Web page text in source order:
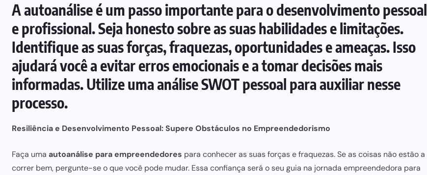
A autoanálise é um passo importante para o desenvolvimento pessoal
e profissional. Seja honesto sobre as suas habilidades e limitações.
Identifique as suas forças, fraquezas, oportunidades e ameaças. Isso
ajudará você aevitar errosemocionais e a tomar decisões mais
informadas. Utilize umaanálise SWOTpessoal para auxiliar nesse
processo.
Resiliência e Desenvolvimento Pessoal: Supere Obstáculos no Empreendedorismo
Faça uma autoanálise para empreendedores para conhecer as suas forças e fraquezas. Se as coisas não estão a
correr bem, pergunte-se o que você pode mudar. Essa confiança será o seu guia na jornada empreendedora para